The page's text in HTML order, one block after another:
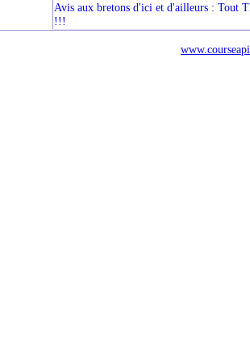
Avis aux bretons d'ici et d'ailleurs : Tout
!!!